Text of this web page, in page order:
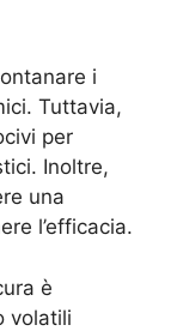
i
Tuttavia,
per
Inoltre,
una
l’efficacia.
è
volatili